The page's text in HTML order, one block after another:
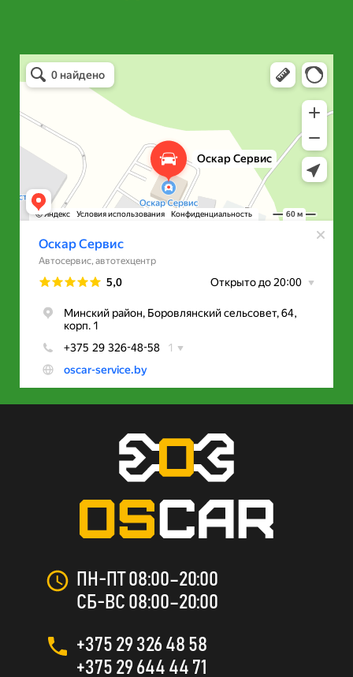
Оскар Сервис
Автосервис, автотехцентр в Минской области
ПН-ПТ 08:00–20:00
СБ-ВС 08:00–20:00
+375 29 326 48 58
+375 29 644 44 71